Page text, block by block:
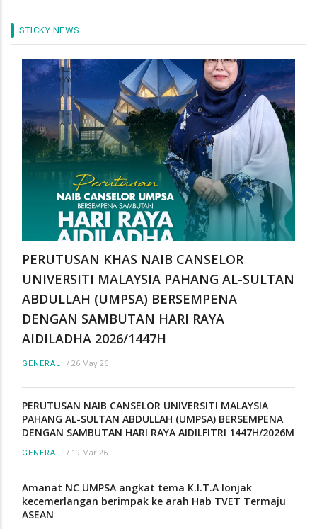
STICKY NEWS
PERUTUSAN KHAS NAIB CANSELOR
UNIVERSITI MALAYSIA PAHANG AL-SULTAN
ABDULLAH (UMPSA) BERSEMPENA
DENGAN SAMBUTAN HARI RAYA
AIDILADHA 2026/1447H
GENERAL / 26 May 26
PERUTUSAN NAIB CANSELOR UNIVERSITI MALAYSIA
PAHANG AL-SULTAN ABDULLAH (UMPSA) BERSEMPENA
DENGAN SAMBUTAN HARI RAYA AIDILFITRI 1447H/2026M
GENERAL / 19 Mar 26
Amanat NC UMPSA angkat tema K.I.T.A lonjak
kecemerlangan berimpak ke arah Hab TVET Termaju
ASEAN